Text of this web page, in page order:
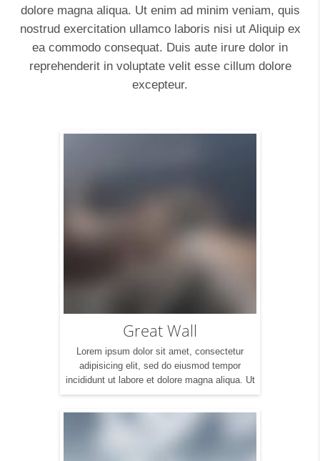
dolore magna aliqua. Ut enim ad minim veniam, quis
nostrud exercitation ullamco laboris nisi ut Aliquip ex
ea commodo consequat. Duis aute irure dolor in
reprehenderit in voluptate velit esse cillum dolore
excepteur.
Great Wall
Lorem ipsum dolor sit amet, consectetur
adipisicing elit, sed do eiusmod tempor
incididunt ut labore et dolore magna aliqua. Ut
enim ad minim veniam, quis nostrud